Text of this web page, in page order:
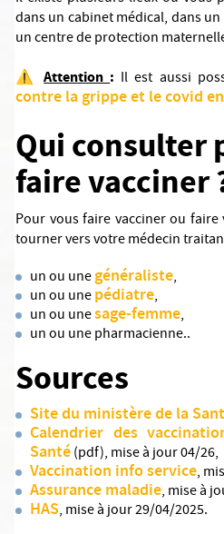
dans un cabinet médical, dans
un centre de protection
⚠️Attention : Il est aussi
contre la grippe et le covid
Qui consulter
faire vacciner
Pour vous faire vacciner ou faire
tourner vers votre médecin
un ou unegénéraliste,
un ou unepédiatre,
un ou unesage-femme,
un ou une pharmacienne..
Sources
Site du ministère de la
Calendrier des
Santé(pdf), mise à jour 04/26,
Vaccination info service,
Assurance maladie, mise à
HAS, mise à jour 29/04/2025.